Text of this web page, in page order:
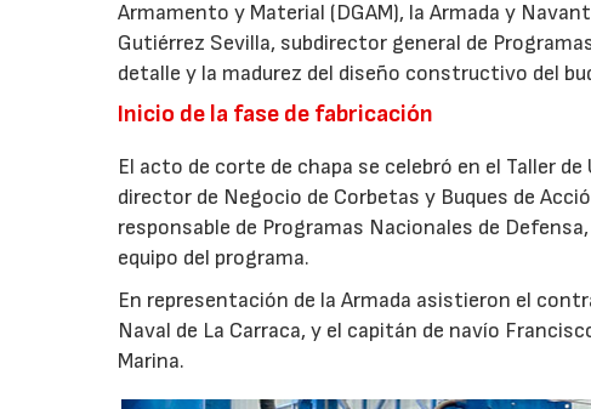
Armamento y Material (DGAM), la Armada y
Gutiérrez Sevilla, subdirector general de
detalle y la madurez del diseño constructivo del
Inicio de la fase de fabricación
El acto de corte de chapa se celebró en el Taller
director de Negocio de Corbetas y Buques de
responsable de Programas Nacionales de
equipo del programa.
En representación de la Armada asistieron el
Naval de La Carraca, y el capitán de navío
Marina.